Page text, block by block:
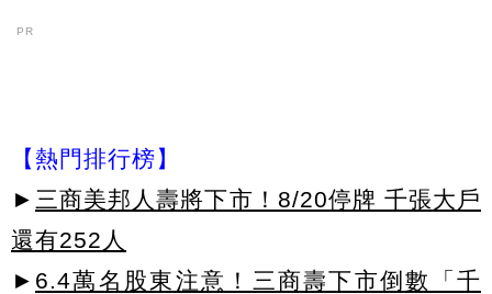
PR
【熱門排行榜】
► 三商美邦人壽將下市！8/20停牌 千張大戶
還有252人
► 6.4萬名股東注意！三商壽下市倒數「千